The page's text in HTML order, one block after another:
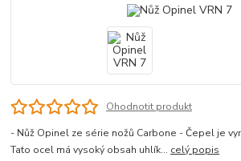
Ohodnotit produkt
- Nůž Opinel ze série nožů Carbone - Čepel je
Tato ocel má vysoký obsah uhlík... celý popis